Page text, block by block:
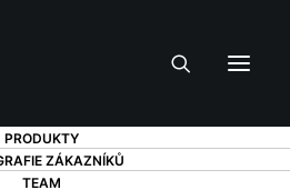
PRODUKTY
ZÁKAZNÍKŮ
TEAM